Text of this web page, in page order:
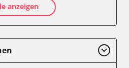
/ SBC)
anzeigen